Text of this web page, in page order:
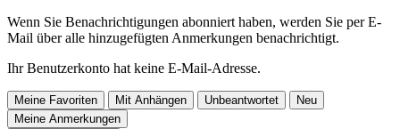
Wenn Sie Benachrichtigungen abonniert haben, werden Sie per E-
Mail über alle hinzugefügten Anmerkungen benachrichtigt.
Ihr Benutzerkonto hat keine E-Mail-Adresse.
Meine Favoriten Mit Anhängen Unbeantwortet
Neu
Meine Anmerkungen